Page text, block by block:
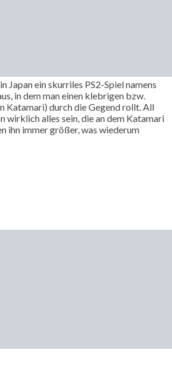
Japan ein skurriles PS2-Spiel namens
in dem man einen klebrigen bzw.
Katamari) durch die Gegend rollt. All
wirklich alles sein, die an dem Katamari
ihn immer größer, was wiederum